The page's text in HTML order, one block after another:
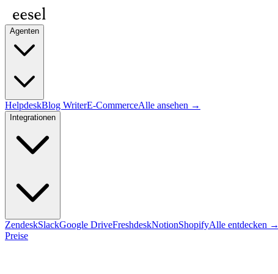
Agenten
HelpdeskBlog WriterE-CommerceAlle ansehen →
Integrationen
ZendeskSlackGoogle DriveFreshdeskNotionShopifyAlle entdecken →
Preise